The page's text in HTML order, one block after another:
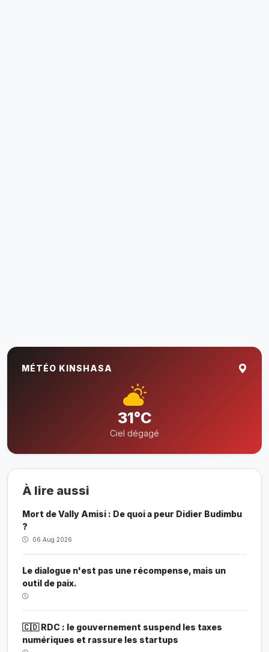
MÉTÉO KINSHASA
31°C
Ciel dégagé
À lire aussi
Mort de Vally Amisi : De quoi a peur Didier Budimbu
?
06 Aug 2026
Le dialogue n'est pas une récompense, mais un
outil de paix.
🇨🇩 RDC : le gouvernement suspend les taxes
numériques et rassure les startups